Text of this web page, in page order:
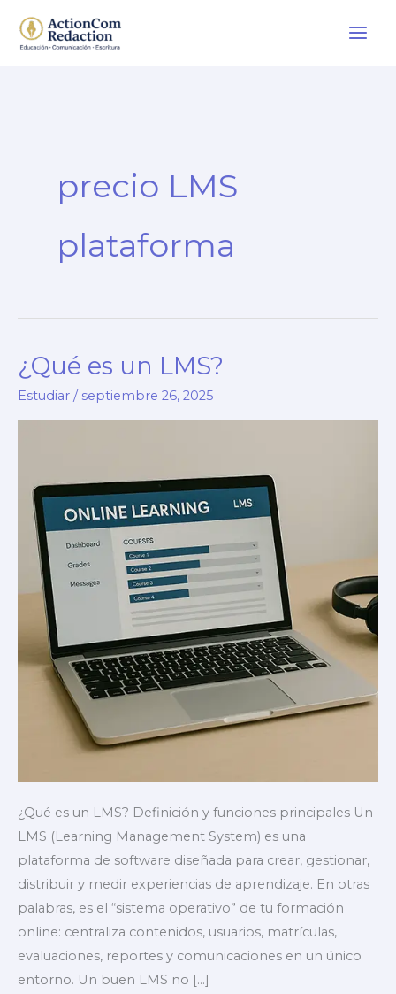
precio LMS
plataforma
¿Qué es un LMS?
Estudiar / septiembre 26, 2025
¿Qué es un LMS? Definición y funciones principales Un
LMS (Learning Management System) es una
plataforma de software diseñada para crear, gestionar,
distribuir y medir experiencias de aprendizaje. En otras
palabras, es el “sistema operativo” de tu formación
online: centraliza contenidos, usuarios, matrículas,
evaluaciones, reportes y comunicaciones en un único
entorno. Un buen LMS no […]